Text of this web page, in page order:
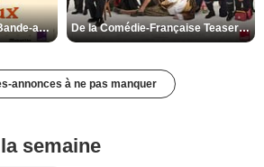
Les Matins merveilleux Bande-annonce VF De la Comédie-Française Teaser VF
annonces à ne pas manquer
semaine